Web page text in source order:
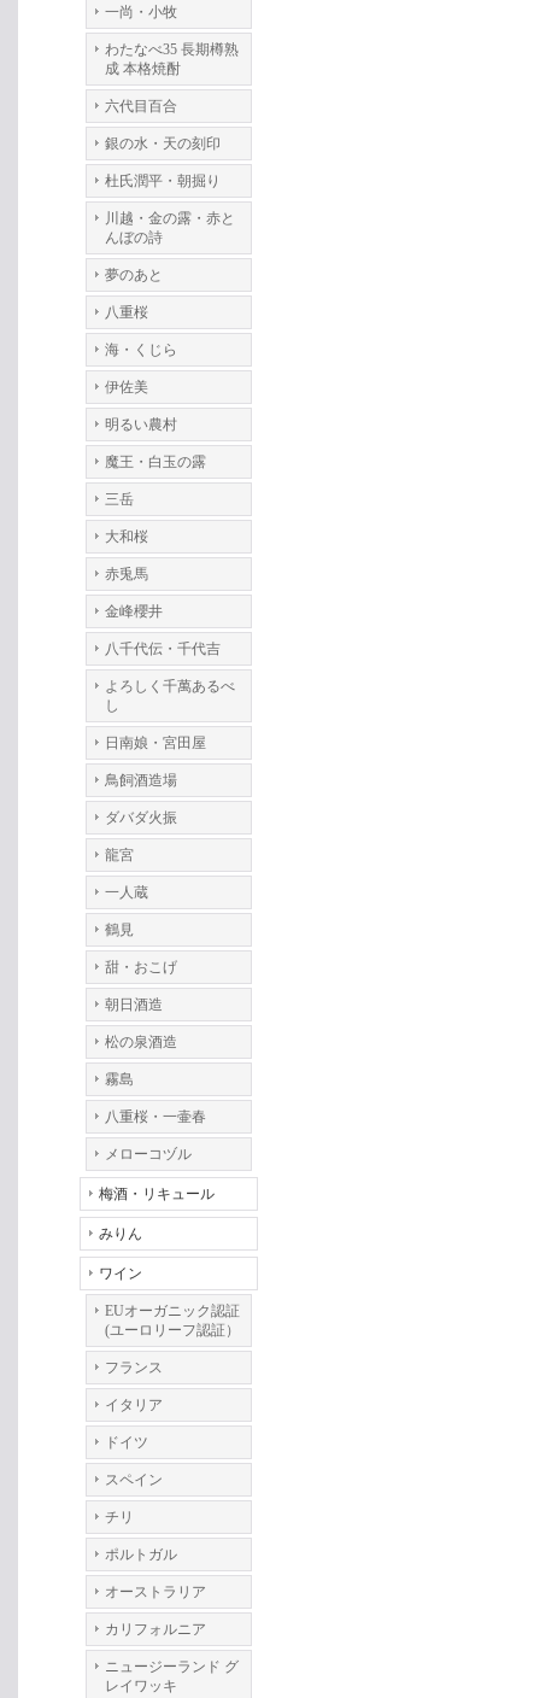
一尚・小牧
わたなべ35 長期樽熟
成 本格焼酎
六代目百合
銀の水・天の刻印
杜氏潤平・朝掘り
川越・金の露・赤と
んぼの詩
夢のあと
八重桜
海・くじら
伊佐美
明るい農村
魔王・白玉の露
三岳
大和桜
赤兎馬
金峰櫻井
八千代伝・千代吉
よろしく千萬あるべ
し
日南娘・宮田屋
鳥飼酒造場
ダバダ火振
龍宮
一人蔵
鶴見
甜・おこげ
朝日酒造
松の泉酒造
霧島
八重桜・一壷春
メローコヅル
梅酒・リキュール
みりん
ワイン
EUオーガニック認証
(ユーロリーフ認証）
フランス
イタリア
ドイツ
スペイン
チリ
ポルトガル
オーストラリア
カリフォルニア
ニュージーランド グ
レイワッキ